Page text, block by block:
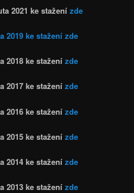
2021 ke staženízde
2019 ke stažení zde
2018 ke staženízde
2017 ke staženízde
2016 ke staženízde
2015 ke staženízde
2014 ke staženízde
2013 ke staženízde